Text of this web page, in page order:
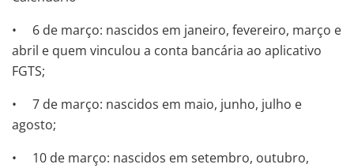
• 6 de março: nascidos em janeiro, fevereiro, março e
abril e quem vinculou a conta bancária ao aplicativo
FGTS;
• 7 de março: nascidos em maio, junho, julho e
agosto;
• 10 de março: nascidos em setembro, outubro,